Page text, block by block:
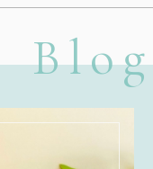
Blog